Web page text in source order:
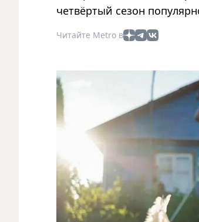
четвёртый сезон
Читайте Metro в